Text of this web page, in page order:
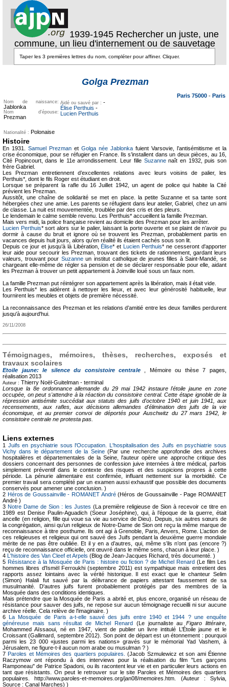
1939-1945 Rechercher un juste, une
commune, un lieu d'internement ou de sauvetage
Golga Prezman
Paris 75000 - Paris
Nom de naissance:
Jablonka
Nom d'épouse:
Prezman
Nationalité : Polonaise
Aidé ou sauvé par : -
Élise Perthuis -
Lucien Perthuis
Histoire
En 1931. Samuel Prezman et Golga née Jablonka fuient Varsovie, l’antisémitisme et la
crise économique, pour se réfugier en France. Ils s’installent dans un deux pièces, au 16,
Cité Popincourt, dans le 11e arrondissement. Leur fille Suzannenaît en 1932, puis son
frère Gabriel.
Les Prezman entretiennent d’excellentes relations avec leurs voisins de palier, les
Perthuis*, dont le fils Roger est étudiant en droit.
Lorsque se préparent la rafle du 16 Juillet 1942, un agent de police qui habite la Cité
prévient les Prezman.
Aussitôt, une chaîne de solidarité se met en place. la petite Suzanne et sa tante sont
hébergées chez une amie. Les parents se réfugient dans leur atelier, Gabriel, chez un ami
de classe. La nuit est mouvementée, troublée par des cris et des pleurs.
Le lendemain le calme semble revenu. Les Perthuis* accueillent la famille Prezman.
Mais vers midi, la police française revient au domicile des Prezman pour les arrêter.
Lucien Perthuis* sort alors sur le palier, laissant la porte ouverte et se plaint de n’avoir pu
dormir à cause du bruit et ignore où se trouvent les Prezman, probablement partis en
vacances depuis huit jours, alors qu’en réalité ils étaient cachés sous son lit.
Depuis ce jour et jusqu’à là Libération,Élise* etLucien Perthuis* ne cesseront d'apporter
leur aide pour secourir les Prezman, trouvant des tickets de rationnement, gardant leurs
valeurs, trouvant pour Suzanneun institut catholique de jeunes filles à Saint-Mandé, se
chargeant elle-même de régler sa pension et de se déclarer responsable pour elle, aidant
les Prezman à trouver un petit appartement à Joinville loué sous un faux nom.
La famille Prezman put réintégrer son appartement après la libération, mais il était vide.
Les Perthuis* les aidèrent à nettoyer les lieux, et avec leur générosité habituelle, leur
fournirent les meubles et objets de première nécessité.
La reconnaissance des Prezman et les relations d’amitié entre les deux familles perdurent
jusqu'à aujourd'hui.
26/11/2008
Témoignages, mémoires, thèses, recherches, exposés et
travaux scolaires
Etoile jaune: le silence du consistoire centrale, Mémoire ou thèse
7 pages,
réalisation 2013
Auteur : Thierry Noël-Guitelman - terminal
Lorsque la 8e ordonnance allemande du 29 mai 1942 instaure l'étoile jaune en zone
occupée, on peut s'attendre à la réaction du consistoire central. Cette étape ignoble de la
répression antisémite succédait aux statuts des juifs d'octobre 1940 et juin 1941, aux
recensements, aux rafles, aux décisions allemandes d'élimination des juifs de la vie
économique, et au premier convoi de déportés pour Auschwitz du 27 mars 1942, le
consistoire centrale ne protesta pas.
Liens externes
1 Juifs en psychiatrie sous l'Occupation. L'hospitalisation des Juifs en psychiatrie sous
Vichy dans le département de la Seine (Par une recherche approfondie des archives
hospitalières et départementales de la Seine, l'auteur opère une approche critique des
dossiers concernant des personnes de confession juive internées à titre médical, parfois
simplement préventif dans le contexte des risques et des suspicions propres à cette
période. La pénurie alimentaire est confirmée, influant nettement sur la morbidité. Ce
premier travail sera complété par un examen aussi exhaustif que possible des documents
conservés pour amener une conclusion. )
2 Héros de Goussainville - ROMANET André(Héros de Goussainville - Page ROMANET
André )
3 Notre Dame de Sion : les Justes (La première religieuse de Sion à recevoir ce titre en
1989 est Denise Paulin-Aguadich (Soeur Joséphine), qui, à l’époque de la guerre, était
ancelle (en religion, fille qui voue sa vie au service de Dieu). Depuis, six autres sœurs de
la congrégation, ainsi qu’un religieux de Notre-Dame de Sion ont reçu la même marque de
reconnaissance à titre posthume. Ils ont agi à Grenoble, Paris, Anvers, Rome. L’action de
ces religieuses et religieux qui ont sauvé des Juifs pendant la deuxième guerre mondiale
mérite de ne pas être oubliée. Et il y en a d’autres, qui, même s’ils n’ont pas (encore ?)
reçu de reconnaissance officielle, ont œuvré dans le même sens, chacun à leur place. )
4 L'histoire des Van Cleef et Arpels (Blog de Jean-Jacques Richard, très documenté. )
5 Résistance à la Mosquée de Paris : histoire ou fiction ? de Michel Renard (Le film Les
hommes libres d'Ismël Ferroukhi (septembre 2011) est sympathique mais entretient des
rapports assez lointains avec la vérité historique. Il est exact que le chanteur Selim
(Simon) Halali fut sauvé par la délivrance de papiers attestant faussement de sa
musulmanité. D'autres juifs furent probablement protégés par des membres de la
Mosquée dans des conditions identiques.
Mais prétendre que la Mosquée de Paris a abrité et, plus encore, organisé un réseau de
résistance pour sauver des juifs, ne repose sur aucun témoignage recueilli ni sur aucune
archive réelle. Cela relève de l'imaginaire. )
6La Mosquée de Paris a-t-elle sauvé des juifs entre 1940 et 1944 ? une enquête
généreuse mais sans résultat de Michel Renard(Le journaliste auFigaro littéraire
Mohammed Aïssaoui, né en 1947, vient de publier un livre intitulé L’Étoile jaune et le
Croissant (Gallimard, septembre 2012). Son point de départ est un étonnement : pourquoi
parmi les 23 000 «justes parmi les nations» gravés sur le mémorial Yad Vashem, à
Jérusalem, ne figure-t-il aucun nom arabe ou musulman ? )
7Paroles et Mémoires des quartiers populaires.
(Jacob Szmulewicz et son ami Étienne
Raczymow ont répondu à des interviews pour la réalisation du film "Les garçons
Ramponeau" de Patrice Spadoni, ou ils racontent leur vie et en particulier leurs actions en
tant que résistants. On peut le retrouver sur le site Paroles et Mémoires des quartiers
populaires. http://www.paroles-et-memoires.org/jan08/memoires.htm. (Auteur : Sylvia,
Source : Canal Marches) )